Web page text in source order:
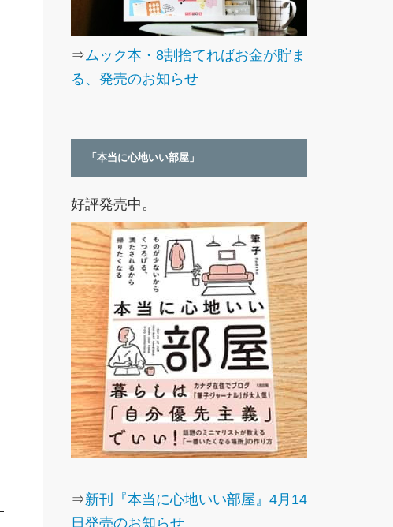
⇒ムック本・8割捨てればお金が貯ま
る、発売のお知らせ
「本当に心地いい部屋」
好評発売中。
⇒新刊『本当に心地いい部屋』4月14
日発売のお知らせ